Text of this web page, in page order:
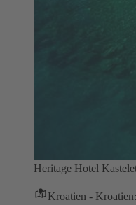
Heritage Hotel
Kroatien -